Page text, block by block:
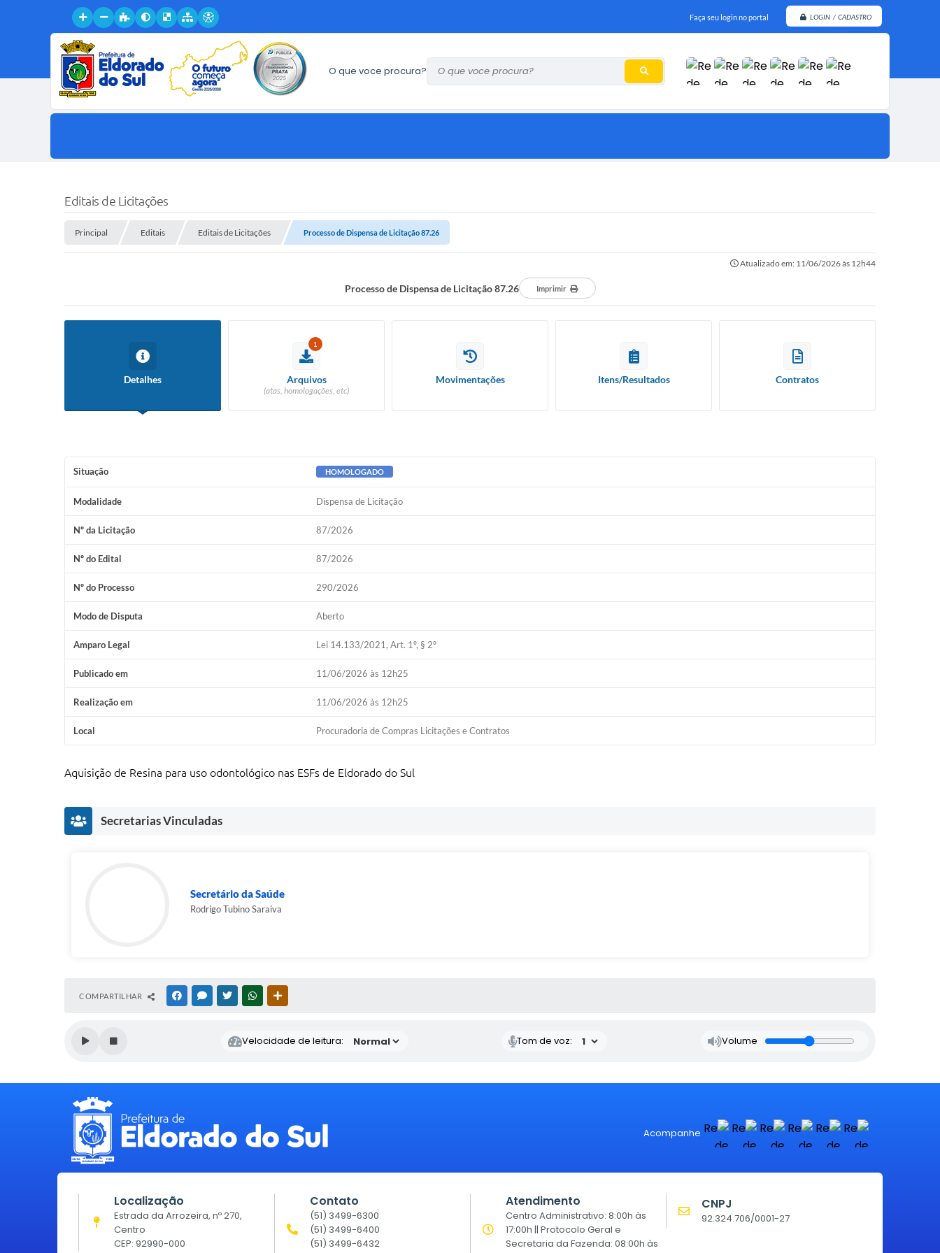
Faça seu login no portal LOGIN / CADASTRO
O que voce procura?
Editais de Licitações
Principal Editais Editais de Licitações Processo de Dispensa de Licitação 87.26
Atualizado em: 11/06/2026 às 12h44
Processo de Dispensa de Licitação 87.26 Imprimir
Detalhes
1
Arquivos
(atas, homologações, etc)
Movimentações Itens/Resultados Contratos
Situação HOMOLOGADO
Modalidade Dispensa de Licitação
Nº da Licitação 87/2026
Nº do Edital 87/2026
Nº do Processo 290/2026
Modo de Disputa Aberto
Amparo Legal Lei 14.133/2021, Art. 1º, § 2º
Publicado em 11/06/2026 às 12h25
Realização em 11/06/2026 às 12h25
Local Procuradoria de Compras Licitações e Contratos
Aquisição de Resina para uso odontológico nas ESFs de Eldorado do Sul
Secretarias Vinculadas
Secretário da Saúde
Rodrigo Tubino Saraiva
COMPARTILHAR FACEBOOKMESSENGER
TWITTERWHATSAPP
Velocidade de leitura: Tom de voz: Volume
Acompanhe
Localização
Estrada da Arrozeira, nº 270,
Centro
CEP: 92990-000
Contato
(51) 3499-6300
(51) 3499-6400
(51) 3499-6432
Atendimento
Centro Administrativo: 8:00h às
17:00h || Protocolo Geral e
Secretaria da Fazenda: 08:00h às
CNPJ
92.324.706/0001-27